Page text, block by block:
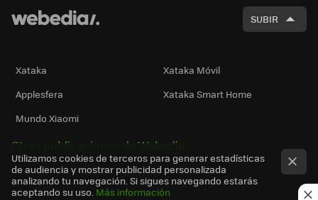
SUBIR
Xataka
Xataka Móvil
Applesfera
Xataka Smart Home
Mundo Xiaomi
Otras publicaciones de Webedia
Utilizamos cookies de terceros para generar estadísticas
de audiencia y mostrar publicidad personalizada
analizando tu navegación. Si sigues navegando estarás
aceptando su uso. Más información